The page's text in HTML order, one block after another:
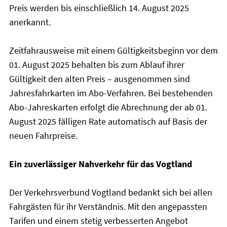
Preis werden bis einschließlich 14. August 2025
anerkannt.
Zeitfahrausweise mit einem Gültigkeitsbeginn vor dem
01. August 2025 behalten bis zum Ablauf ihrer
Gültigkeit den alten Preis – ausgenommen sind
Jahresfahrkarten im Abo-Verfahren. Bei bestehenden
Abo-Jahreskarten erfolgt die Abrechnung der ab 01.
August 2025 fälligen Rate automatisch auf Basis der
neuen Fahrpreise.
Ein zuverlässiger Nahverkehr für das Vogtland
Der Verkehrsverbund Vogtland bedankt sich bei allen
Fahrgästen für ihr Verständnis. Mit den angepassten
Tarifen und einem stetig verbesserten Angebot